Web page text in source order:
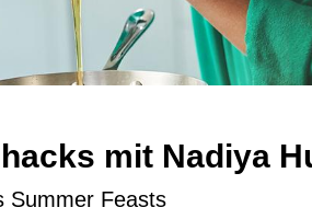
mit Nadiya
Summer Feasts